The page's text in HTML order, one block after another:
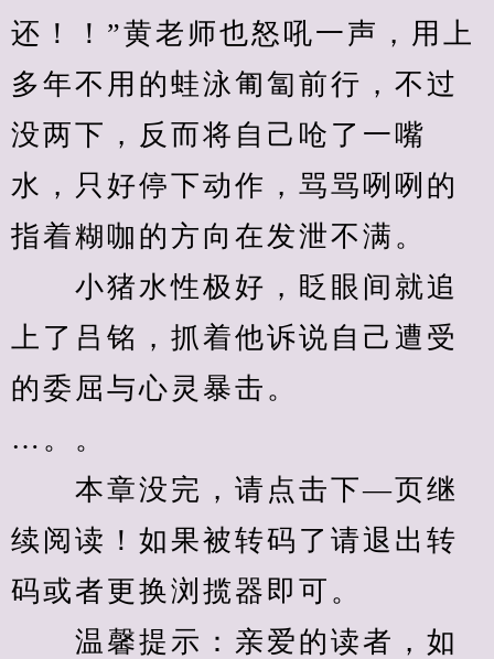
还！！”黄老师也怒吼一声，用上
多年不用的蛙泳匍匐前行，不过
没两下，反而将自己呛了一嘴
水，只好停下动作，骂骂咧咧的
指着糊咖的方向在发泄不满。
小猪水性极好，眨眼间就追
上了吕铭，抓着他诉说自己遭受
的委屈与心灵暴击。
…。。
本章没完，请点击下—页继
续阅读！如果被转码了请退出转
码或者更换浏揽器即可。
温馨提示：亲爱的读者，如